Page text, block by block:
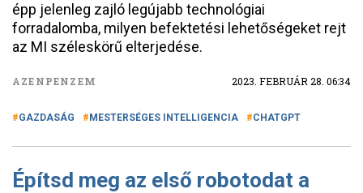
épp jelenleg zajló legújabb technológiai
forradalomba, milyen befektetési lehetőségeket rejt
az MI széleskörű elterjedése.
AZENPENZEM 2023. FEBRUÁR 28. 06:34
GAZDASÁG MESTERSÉGES INTELLIGENCIA CHATGPT
Építsd meg az első robotodat a